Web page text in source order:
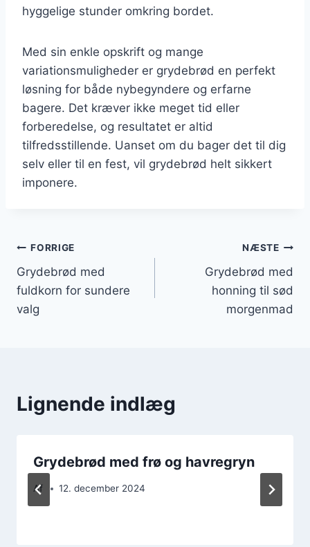
hyggelige stunder omkring bordet.
Med sin enkle opskrift og mange
variationsmuligheder er grydebrød en perfekt
løsning for både nybegyndere og erfarne
bagere. Det kræver ikke meget tid eller
forberedelse, og resultatet er altid
tilfredsstillende. Uanset om du bager det til dig
selv eller til en fest, vil grydebrød helt sikkert
imponere.
Indlægsnavigation
FORRIGE
Grydebrød med
fuldkorn for sundere
valg
NÆSTE
Grydebrød med
honning til sød
morgenmad
Lignende indlæg
Grydebrød med frø og havregryn
Af 12. december 2024